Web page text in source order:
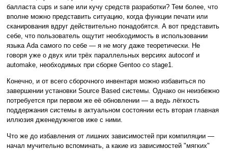
балласта cups и sane или кучу средств разработки? Тем более, что
вполне можно представить ситуацию, когда функции печати или
сканирования вдруг действительно понадобятся. А вот представить
себе, что пользователь ощутит необходимость в использовании
языка Ada самого по себе — я не могу даже теоретически. Не
говоря уже о двух или трёх параллельных версиях autoconf и
automake, необходимых при сборке Gentoo со stage1.
Конечно, и от всего сборочного инвентаря можно избавиться по
завершении установки Source Based системы. Однако он неизбежно
потребуется при первом же её обновлении — а ведь лёгкость
поддержания системы в актуальном состоянии есть вторая главная
иллюзия дженедужнегов иже с ними.
Что же до избавления от лишних зависимостей при компиляции —
начал мучительно вспоминать, а какие из зависимостей "мягких"